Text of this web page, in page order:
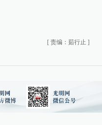
[ 责编：茹行止 ]